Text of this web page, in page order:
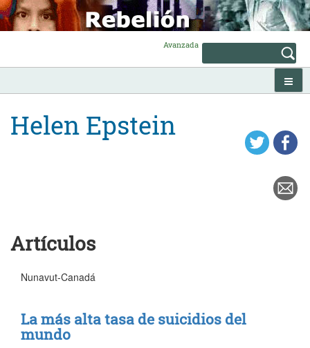
Skip
to
content
Avanzada
Helen Epstein
Artículos
Nunavut-Canadá
La más alta tasa de suicidios del
mundo